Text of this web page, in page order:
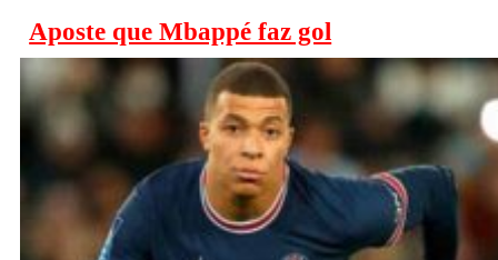
Aposte que Mbappé faz gol